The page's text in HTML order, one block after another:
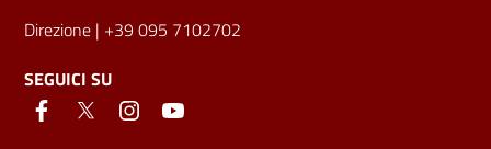
Direzione | +39 095 7102702
SEGUICI SU